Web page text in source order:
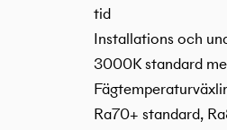
tid
Installations och
3000K standard
Ra70+ standard,